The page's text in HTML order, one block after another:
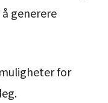
generere
for